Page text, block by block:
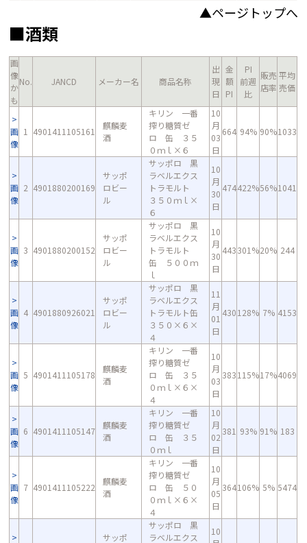
▲ページトップへ
■酒類
画
像
か
も
No. JANCD メーカー名 商品名称
出
現
日
金
額
PI
PI
前週
比
販売
店率
平均
売価
画
像
1 4901411105161
麒麟麦
酒
キリン 一番
搾り糖質ゼ
ロ 缶 ３５
０ｍｌ×６
10
月
03
日
664 94% 90%1033
画
像
2 4901880200169
サッポ
ロビー
ル
サッポロ 黒
ラベルエクス
トラモルト
３５０ｍｌ×
６
10
月
30
日
474422%56%1041
画
像
3 4901880200152
サッポ
ロビー
ル
サッポロ 黒
ラベルエクス
トラモルト
缶 ５００ｍ
ｌ
10
月
30
日
443301%20% 244
画
像
4 4901880926021
サッポ
ロビー
ル
サッポロ 黒
ラベルエクス
トラモルト缶
３５０×６×
４
11
月
01
日
430128% 7% 4153
画
像
5 4901411105178
麒麟麦
酒
キリン 一番
搾り糖質ゼ
ロ 缶 ３５
０ｍｌ×６×
４
10
月
03
日
383115%17%4069
画
像
6 4901411105147
麒麟麦
酒
キリン 一番
搾り糖質ゼ
ロ 缶 ３５
０ｍｌ
10
月
02
日
381 93% 91% 183
画
像
7 4901411105222
麒麟麦
酒
キリン 一番
搾り糖質ゼ
ロ 缶 ５０
０ｍｌ×６×
４
10
月
05
日
364106% 5% 5474
サッポ
サッポロ 黒
ラベルエクス
10